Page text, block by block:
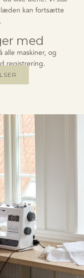
kan fortsætte
med
alle maskiner, og
registrering.